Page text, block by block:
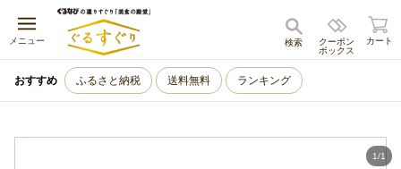
メニュー
キャンセル
クーポン
ボックス
検索 カート
おすすめ ふるさと納税 送料無料 ランキング
1/1